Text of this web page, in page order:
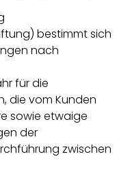
bestimmt sich
nach
für die
die vom Kunden
sowie etwaige
der
zwischen